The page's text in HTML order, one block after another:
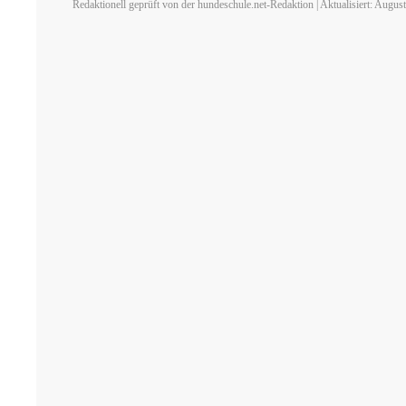
Redaktionell geprüft von der hundeschule.net-Redaktion | Aktualisiert: